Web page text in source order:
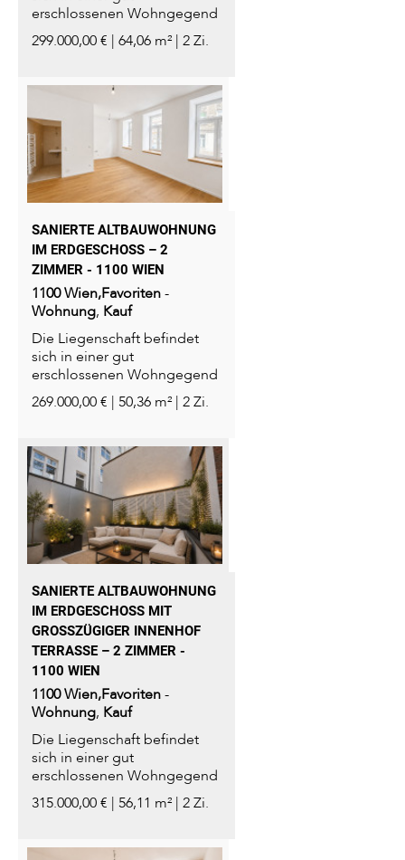
erschlossenen Wohngegend
des 10. Bezirks...
299.000,00 € | 64,06 m² | 2 Zi.
SANIERTE ALTBAUWOHNUNG
IM ERDGESCHOSS – 2 Z
IMMER - 1100 WIEN
1100Wien,Favoriten-
Wohnung, Kauf
Die Liegenschaft befindet
sich in einer gut
erschlossenen Wohngegend
des 10. Bezirks...
269.000,00 € | 50,36 m² | 2 Zi.
SANIERTE ALTBAUWOHNUNG
IM ERDGESCHOSS MIT G
ROSSZÜGIGER INNENHOF TE
RRASSE – 2 ZIMMER - 11
00 WIEN
1100Wien,Favoriten-
Wohnung, Kauf
Die Liegenschaft befindet
sich in einer gut
erschlossenen Wohngegend
des 10. Bezirks...
315.000,00 € | 56,11 m² | 2 Zi.